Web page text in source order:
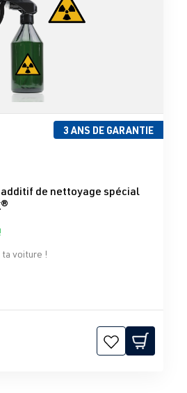
3 ANS DE GARANTIE
5 étoiles
additif de nettoyage spécial
ta voiture !